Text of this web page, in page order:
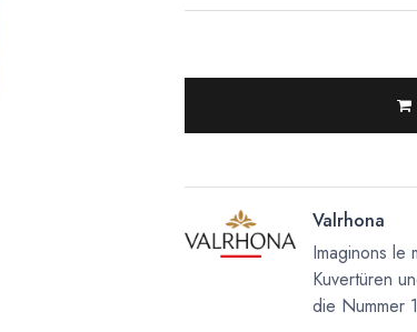
Valrhona
Imaginons le
Kuvertüren
die Nummer